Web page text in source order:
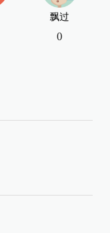
飘过
0